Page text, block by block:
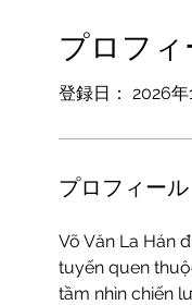
プロフィ
登録日： 2026年
プロフィール
Võ Văn La Hán
tuyến quen
tầm nhìn chiến